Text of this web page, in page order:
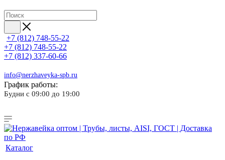
+7 (812) 748-55-22
+7 (812) 748-55-22
+7 (812) 337-60-66
info@nerzhaveyka-spb.ru
График работы:
Будни с 09:00 до 19:00
Каталог